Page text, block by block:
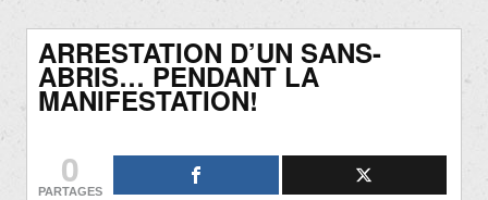
ARRESTATION D’UN SANS-
ABRIS… PENDANT LA
MANIFESTATION!
0
PARTAGES